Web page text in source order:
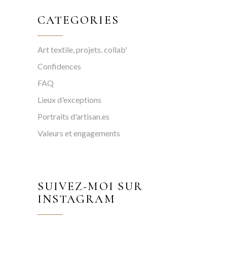
CATEGORIES
Art textile, projets, collab'
Confidences
FAQ
Lieux d'exceptions
Portraits d'artisan.es
Valeurs et engagements
SUIVEZ-MOI SUR
INSTAGRAM